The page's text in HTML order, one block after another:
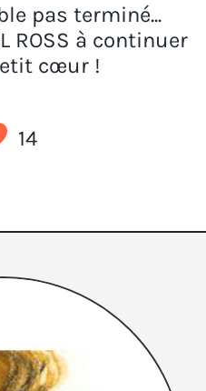
pas terminé...
ROSS à continuer
cœur !
14